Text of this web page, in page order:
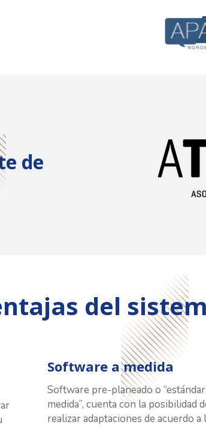
de
del
Software a medida
Software pre-planeado o
medida”, cuenta con la posibilidad
realizar adaptaciones de acuerdo a